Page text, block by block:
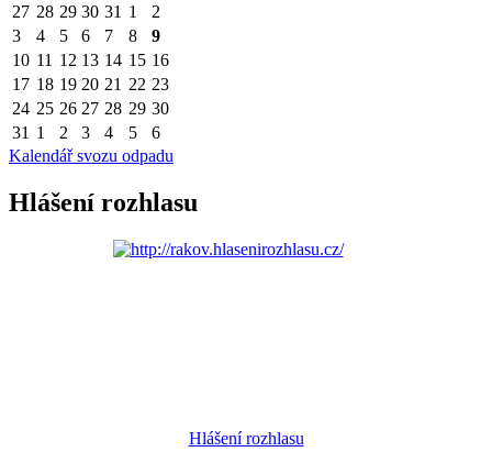
27 28 29 30 31 1
2
3
4 5 6 7 8
9
10 11 12 13 14 15 16
17 18 19 20 21 22 23
24 25 26 27 28 29 30
31 1 2 3 4 5
6
Kalendář svozu odpadu
Hlášení rozhlasu
Hlášení rozhlasu